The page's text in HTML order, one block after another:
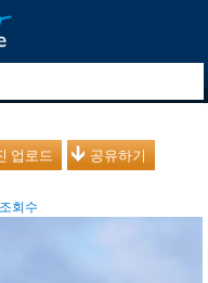
업로드 공유하기
조회수